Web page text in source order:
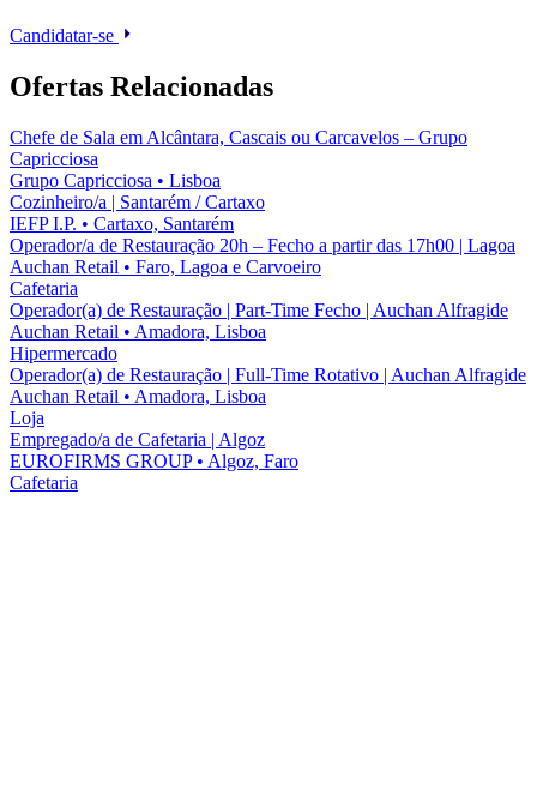
Candidatar-se
Ofertas Relacionadas
Chefe de Sala em Alcântara, Cascais ou Carcavelos – Grupo
Capricciosa
Grupo Capricciosa • Lisboa
Cozinheiro/a | Santarém / Cartaxo
IEFP I.P. • Cartaxo, Santarém
Operador/a de Restauração 20h – Fecho a partir das 17h00 | Lagoa
Auchan Retail • Faro, Lagoa e Carvoeiro
Cafetaria
Operador(a) de Restauração | Part-Time Fecho | Auchan Alfragide
Auchan Retail • Amadora, Lisboa
Hipermercado
Operador(a) de Restauração | Full-Time Rotativo | Auchan Alfragide
Auchan Retail • Amadora, Lisboa
Loja
Empregado/a de Cafetaria | Algoz
EUROFIRMS GROUP • Algoz, Faro
Cafetaria